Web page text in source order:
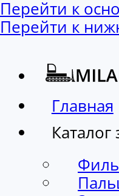
Перейти к
Перейти к
Главная
Каталог